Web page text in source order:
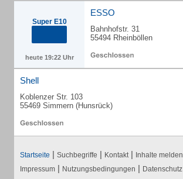
Super E10
heute 19:22 Uhr
ESSO
Bahnhofstr. 31
55494 Rheinböllen
Shell
Koblenzer Str. 103
55469 Simmern (Hunsrück)
Startseite | Suchbegriffe | Kontakt | Inhalte melden
Impressum | Nutzungsbedingungen | Datenschutz